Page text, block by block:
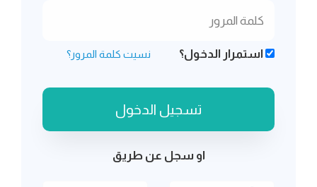
استمرار الدخول؟ نسيت كلمة المرور؟
او سجل عن طريق